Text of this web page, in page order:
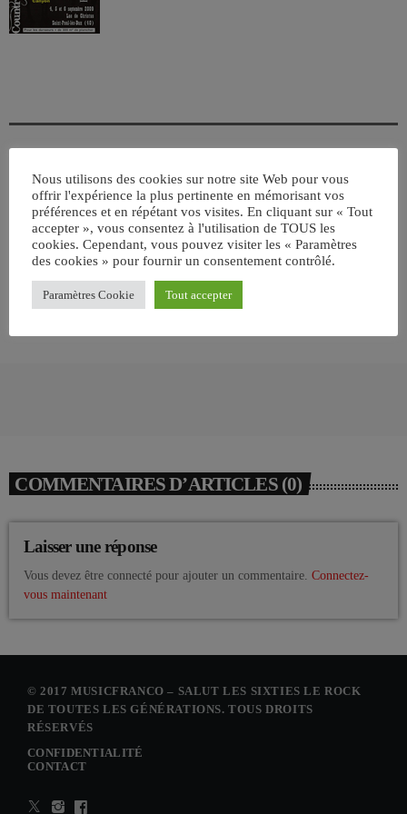
ÉCRIT PAR: JEAN-CLAUDE
email
COMMENTAIRES D’ARTICLES (0)
Laisser une réponse
Vous devez être connecté pour ajouter un commentaire. Connectez-
vous maintenant
© 2017 MUSICFRANCO – SALUT LES SIXTIES LE ROCK
DE TOUTES LES GÉNÉRATIONS. TOUS DROITS
RÉSERVÉS
CONFIDENTIALITÉ
CONTACT
Nous utilisons des cookies sur notre site Web pour vous
offrir l'expérience la plus pertinente en mémorisant vos
préférences et en répétant vos visites. En cliquant sur « Tout
accepter », vous consentez à l'utilisation de TOUS les
cookies. Cependant, vous pouvez visiter les « Paramètres
des cookies » pour fournir un consentement contrôlé.
Paramètres Cookie Tout accepter